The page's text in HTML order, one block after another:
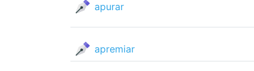
apurar
apremiar